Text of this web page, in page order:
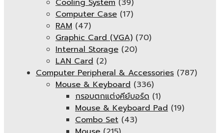
Cooling System (39)
Computer Case (17)
RAM (47)
Graphic Card (VGA) (70)
Internal Storage (20)
LAN Card (2)
Computer Peripheral & Accessories (787)
Mouse & Keyboard (336)
กรอบตกแต่งคีย์บอร์ด (1)
Mouse & Keyboard Pad (19)
Combo Set (43)